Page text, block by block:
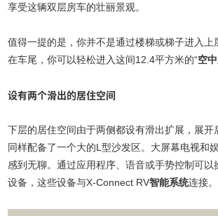
享受这辆双层房车的壮丽景观。
值得一提的是，你并不是通过楼梯或梯子进入上
在车尾，你可以轻松进入这间12.4平方米的“空
设有两个滑出的居住空间
下层的居住空间由于两侧都设有滑出扩展，展开
同样配备了一个大的L型沙发区。大屏幕电视和
感到无聊。通过应用程序、语音或手势控制可以
设备，这些设备与X-Connect RV智能系统连接。